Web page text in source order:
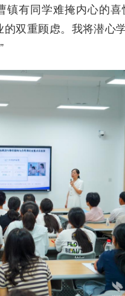
有同学难掩内心的喜
双重顾虑。我将潜心